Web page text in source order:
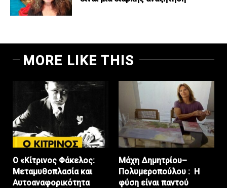
MORE LIKE THIS
Ο «Κίτρινος Φάκελος:
Μεταμυθοπλασία και
Αυτοαναφορικότητα
Μάχη Δημητρίου–
Πολυμεροπούλου : Η
φύση είναι παντού